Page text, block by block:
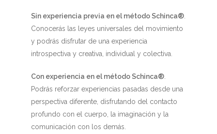
Sin experiencia previa en el método Schinca®
Conocerás las leyes universales del movimiento
y podrás disfrutar de una experiencia
introspectiva y creativa, individual y colectiva.
Con experiencia en el método Schinca®
Podrás reforzar experiencias pasadas desde una
perspectiva diferente, disfrutando del contacto
profundo con el cuerpo, la imaginación y la
comunicación con los demás.